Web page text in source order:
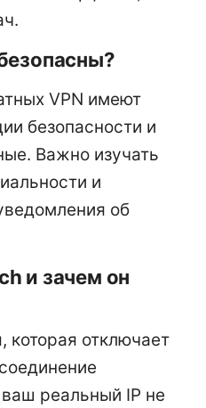
VPN имеют
безопасности и
Важно изучать
и
об
и зачем он
отключает
реальный IP не